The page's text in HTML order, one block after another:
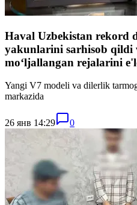
Haval Uzbekistan rekord
yakunlarini sarhisob qildi
moʻljallangan rejalarini
Yangi V7 modeli va dilerlik
markazida
26 янв 14:29 0